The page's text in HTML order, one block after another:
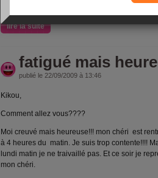
lire la suite
fatigué mais
publié le 22/09/2009 à 13:46
Kikou,
Comment allez vous????
Moi creuvé mais heureuse!!! mon chéri est
à 4 heures du matin. Je suis trop contente!!!!
lundi matin je ne traivaillé pas. Et ce soir je
mon chéri.